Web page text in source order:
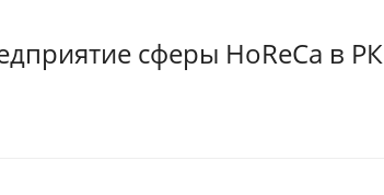
сферы HoReCa в РК